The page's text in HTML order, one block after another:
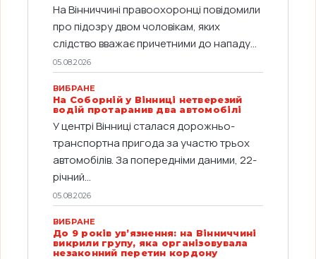
На Вінниччині правоохоронці повідомили
про підозру двом чоловікам, яких
слідство вважає причетними до нападу...
05.08.2026
ВИБРАНЕ
На Соборній у Вінниці нетверезий
водій протаранив два автомобілі
У центрі Вінниці сталася дорожньо-
транспортна пригода за участю трьох
автомобілів. За попередніми даними, 22-
річний...
05.08.2026
ВИБРАНЕ
До 9 років ув’язнення: на Вінниччині
викрили групу, яка організовувала
незаконний перетин кордону